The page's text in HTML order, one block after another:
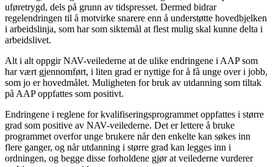
uføretrygd, dels på grunn av tidspresset. Dermed bidrar
regelendringen til å motvirke snarere enn å understøtte hovedbjelken
i arbeidslinja, som har som siktemål at flest mulig skal kunne delta i
arbeidslivet.
Alt i alt oppgir NAV-veilederne at de ulike endringene i AAP som
har vært gjennomført, i liten grad er nyttige for å få unge over i jobb,
som jo er hovedmålet. Muligheten for bruk av utdanning som tiltak
på AAP oppfattes som positivt.
Endringene i reglene for kvalifiseringsprogrammet oppfattes i større
grad som positive av NAV-veilederne. Det er lettere å bruke
programmet overfor unge brukere når den enkelte kan søkes inn
flere ganger, og når utdanning i større grad kan legges inn i
ordningen, og begge disse forholdene gjør at veilederne vurderer